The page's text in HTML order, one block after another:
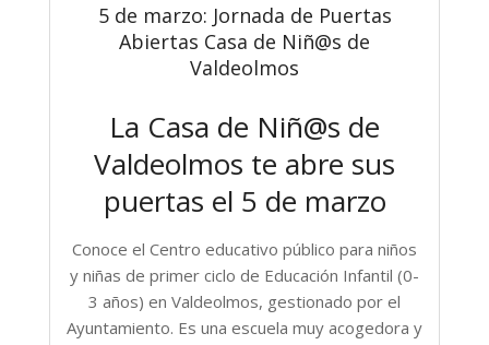
5 de marzo: Jornada de Puertas
Abiertas Casa de Niñ@s de
Valdeolmos
La Casa de Niñ@s de
Valdeolmos te abre sus
puertas el 5 de marzo
Conoce el Centro educativo público para niños
y niñas de primer ciclo de Educación Infantil (0-
3 años) en Valdeolmos, gestionado por el
Ayuntamiento. Es una escuela muy acogedora y